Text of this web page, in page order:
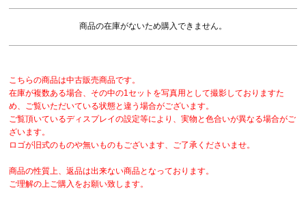
商品の在庫がないため購入できません。
こちらの商品は中古販売商品です。
在庫が複数ある場合、その中の1セットを写真用として撮影しておりますた
め、ご覧いただいている状態と違う場合がございます。
ご覧頂いているディスプレイの設定等により、実物と色合いが異なる場合がご
ざいます。
ロゴが旧式のものや無いものもございます、ご了承くださいませ。
商品の性質上、返品は出来ない商品となっております。
ご理解の上ご購入をお願い致します。